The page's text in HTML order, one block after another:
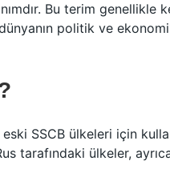
Bu terim genellikle
politik ve
SSCB ülkeleri için
tarafındaki ülkeler,